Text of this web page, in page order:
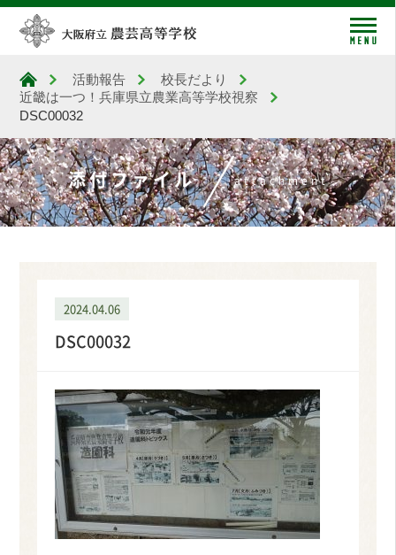
大阪府立農芸高等学校
活動報告
校長だより
近畿は一つ！兵庫県立農業高等学校視察
DSC00032
添付ファイル attachment
2024.04.06
DSC00032